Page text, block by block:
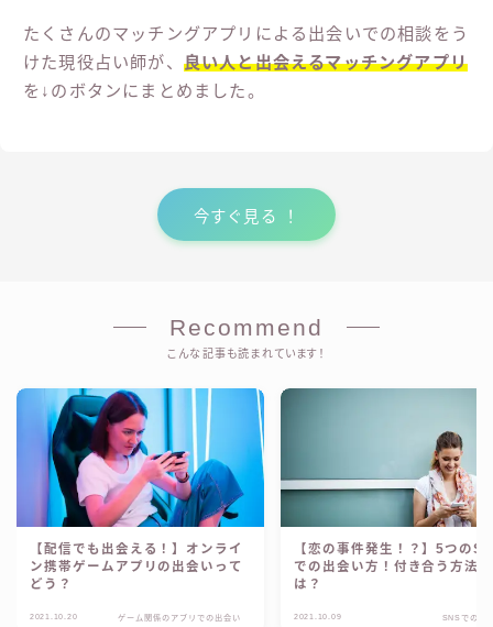
たくさんのマッチングアプリによる出会いでの相談をう
けた現役占い師が、 良い人と出会えるマッチングアプリ
を↓のボタンにまとめました。
今すぐ見る ！
Recommend
こんな記事も読まれています！
【配信でも出会える！】オンライ
ン携帯ゲームアプリの出会いって
どう？
2021.10.20 ゲーム関係のアプリでの出会い
【恋の事件発生！？】5つの
での出会い方！付き合う方法と
は？
2021.10.09 SNSでの出